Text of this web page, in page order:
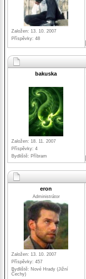
Založen: 13. 10. 2007
Příspěvky: 48
bakuska
Založen: 18. 11. 2007
Příspěvky: 4
Bydliště: Příbram
eron
Administrátor
Založen: 13. 10. 2007
Příspěvky: 457
Bydliště: Nové Hrady (Jižní
Čechy)